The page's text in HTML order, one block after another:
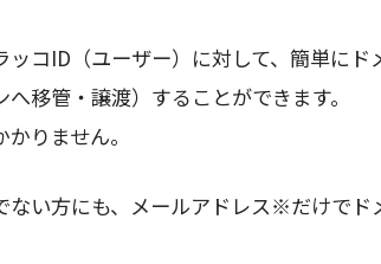
ッコID（ユーザー）に対して、簡単にド
移管・譲渡）することができます。
りません。
ない方にも、メールアドレス※だけでド